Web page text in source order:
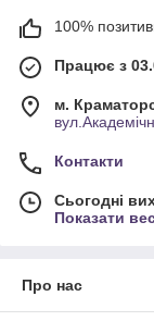
100%
Працює з
м.
Контакти
Сьогодні
Показати
Про нас